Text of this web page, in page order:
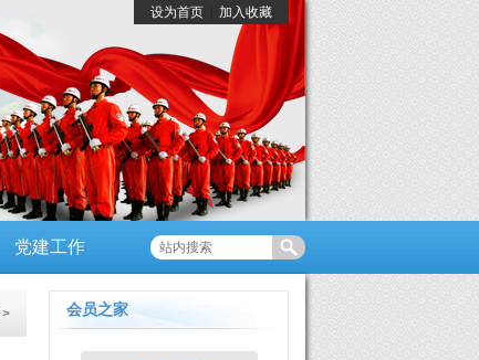
设为首页 加入收藏
党建工作
> 会员之家